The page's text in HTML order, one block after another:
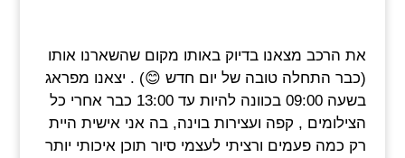
את הרכב מצאנו בדיוק באותו מקום שהשארנו אותו
(כבר התחלה טובה של יום חדש 😊) . יצאנו מפראג
בשעה 09:00 בכוונה להיות עד 13:00 כבר אחרי כל
הצילומים , קפה ועצירות בוינה, בה אני אישית היית
רק כמה פעמים ורציתי לעצמי סיור תוכן איכותי יותר